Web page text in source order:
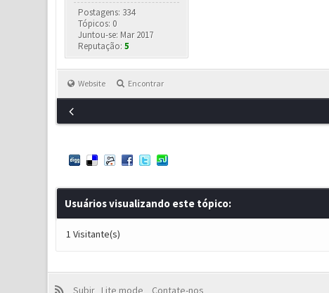
Postagens: 334
Tópicos: 0
Juntou-se: Mar 2017
Reputação:5
Website Encontrar
Usuários visualizando este tópico:
1 Visitante(s)
Subir Lite mode Contate-nos